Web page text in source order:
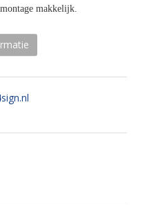
makkelijk.
schimmels,